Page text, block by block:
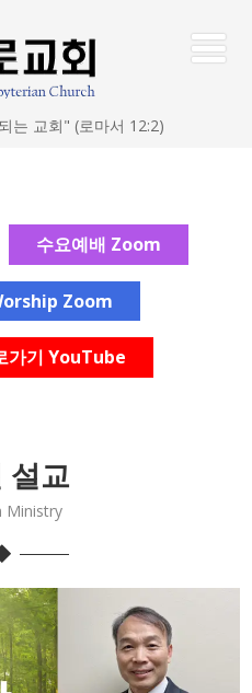
는 교회" (로마서 12:2)
수요예배 Zoom
Zoom
가기 YouTube
설교
Ministry